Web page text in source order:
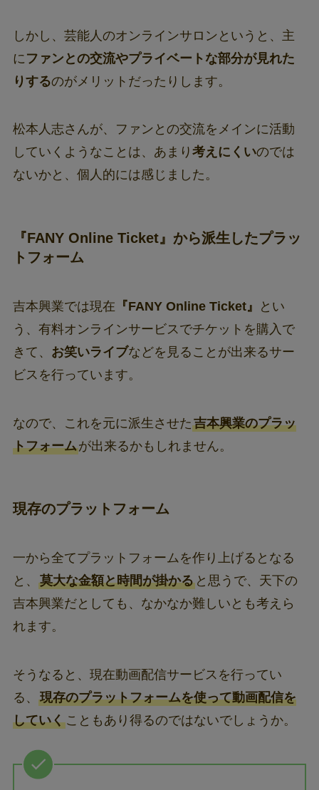
しかし、芸能人のオンラインサロンというと、主
に ファンとの交流やプライベートな部分が見れた
りするのがメリットだったりします。
松本人志さんが、ファンとの交流をメインに活動
していくようなことは、あまり 考えにくいのでは
ないかと、個人的には感じました。
『FANY Online Ticket』から派生したプラッ
トフォーム
吉本興業では現在 『FANY Online Ticket』
とい
う、有料オンラインサービスでチケットを購入で
きて、 お笑いライブなどを見ることが出来るサー
ビスを行っています。
なので、これを元に派生させた吉本興業のプラッ
トフォームが出来るかもしれません。
現存のプラットフォーム
一から全てプラットフォームを作り上げるとなる
と、 莫大な金額と時間が掛かると思うで、天下の
吉本興業だとしても、なかなか難しいとも考えら
れます。
そうなると、現在動画配信サービスを行ってい
る、 現存のプラットフォームを使って動画配信を
していくこともあり得るのではないでしょうか。